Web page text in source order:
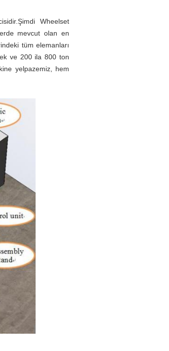
Wheelset
mevcut olan en
tüm elemanları
ve 200 ila 800 ton
yelpazemiz, hem